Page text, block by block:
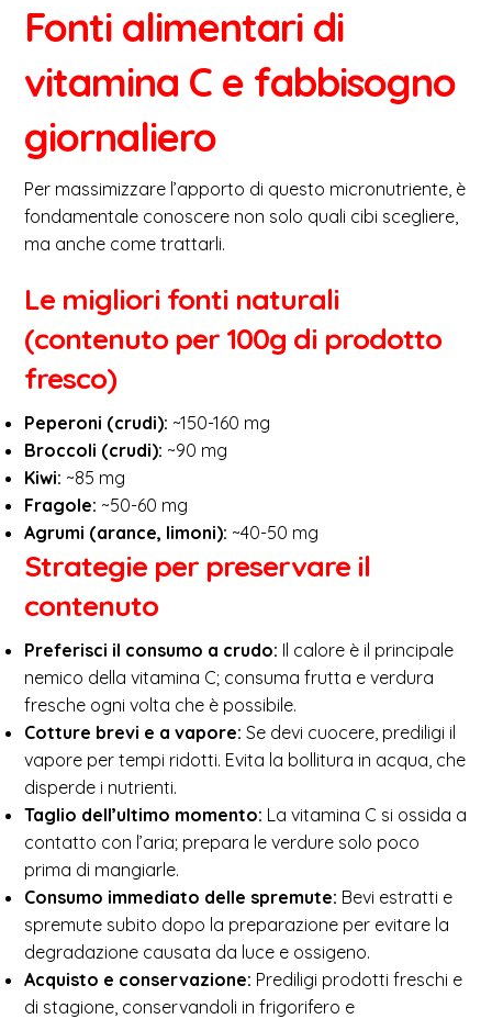
Fonti alimentari di
vitamina C e fabbisogno
giornaliero
Per massimizzare l’apporto di questo micronutriente, è
fondamentale conoscere non solo quali cibi scegliere,
ma anche come trattarli.
Le migliori fonti naturali
(contenuto per 100g di prodotto
fresco)
Peperoni (crudi): ~150-160 mg
Broccoli (crudi): ~90 mg
Kiwi: ~85 mg
Fragole: ~50-60 mg
Agrumi (arance, limoni): ~40-50 mg
Strategie per preservare il
contenuto
Preferisci il consumo a crudo: Il calore è il principale
nemico della vitamina C; consuma frutta e verdura
fresche ogni volta che è possibile.
Cotture brevi e a vapore: Se devi cuocere, prediligi il
vapore per tempi ridotti. Evita la bollitura in acqua, che
disperde i nutrienti.
Taglio dell’ultimo momento: La vitamina C si ossida a
contatto con l’aria; prepara le verdure solo poco
prima di mangiarle.
Consumo immediato delle spremute: Bevi estratti e
spremute subito dopo la preparazione per evitare la
degradazione causata da luce e ossigeno.
Acquisto e conservazione: Prediligi prodotti freschi e
di stagione, conservandoli in frigorifero e